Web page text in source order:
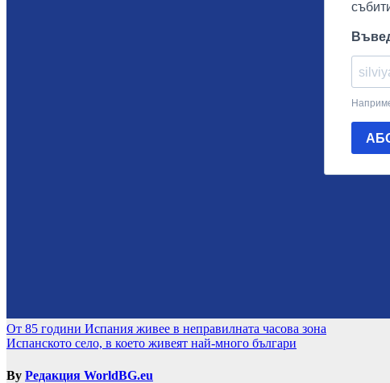
Навигация
От 85 години Испания живее в неправилната часова зона
Испанското село, в което живеят най-много българи
By Редакция WorldBG.eu